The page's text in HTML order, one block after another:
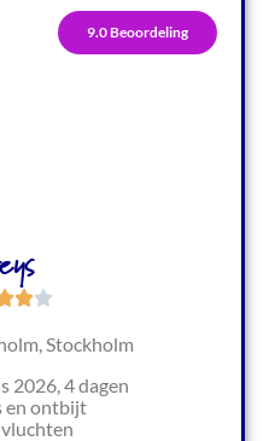
9.0 Beoordeling
Stockholm
2026, 4 dagen
en ontbijt